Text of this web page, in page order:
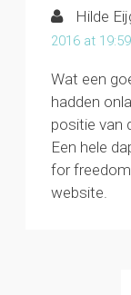
Hilde
2016 at 19:59
Wat een
hadden
positie van
Een hele
for
website.